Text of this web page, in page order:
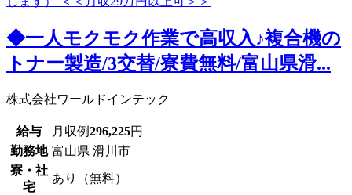
◆一人モクモク作業で高収入♪複合機の
トナー製造/3交替/寮費無料/富山県滑...
株式会社ワールドインテック
給与 月収例296,225円
勤務地 富山県 滑川市
寮・社
宅
あり（無料）